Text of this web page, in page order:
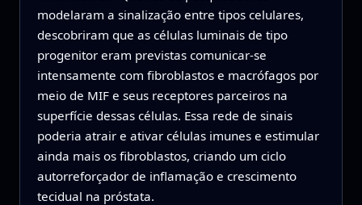
modelaram a sinalização entre tipos celulares,
descobriram que as células luminais de tipo
progenitor eram previstas comunicar-se
intensamente com fibroblastos e macrófagos por
meio de MIF e seus receptores parceiros na
superfície dessas células. Essa rede de sinais
poderia atrair e ativar células imunes e estimular
ainda mais os fibroblastos, criando um ciclo
autorreforçador de inflamação e crescimento
tecidual na próstata.